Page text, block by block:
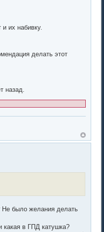
их набивку.
делать этот
назад.
Не было желания делать
в ГПД катушка?